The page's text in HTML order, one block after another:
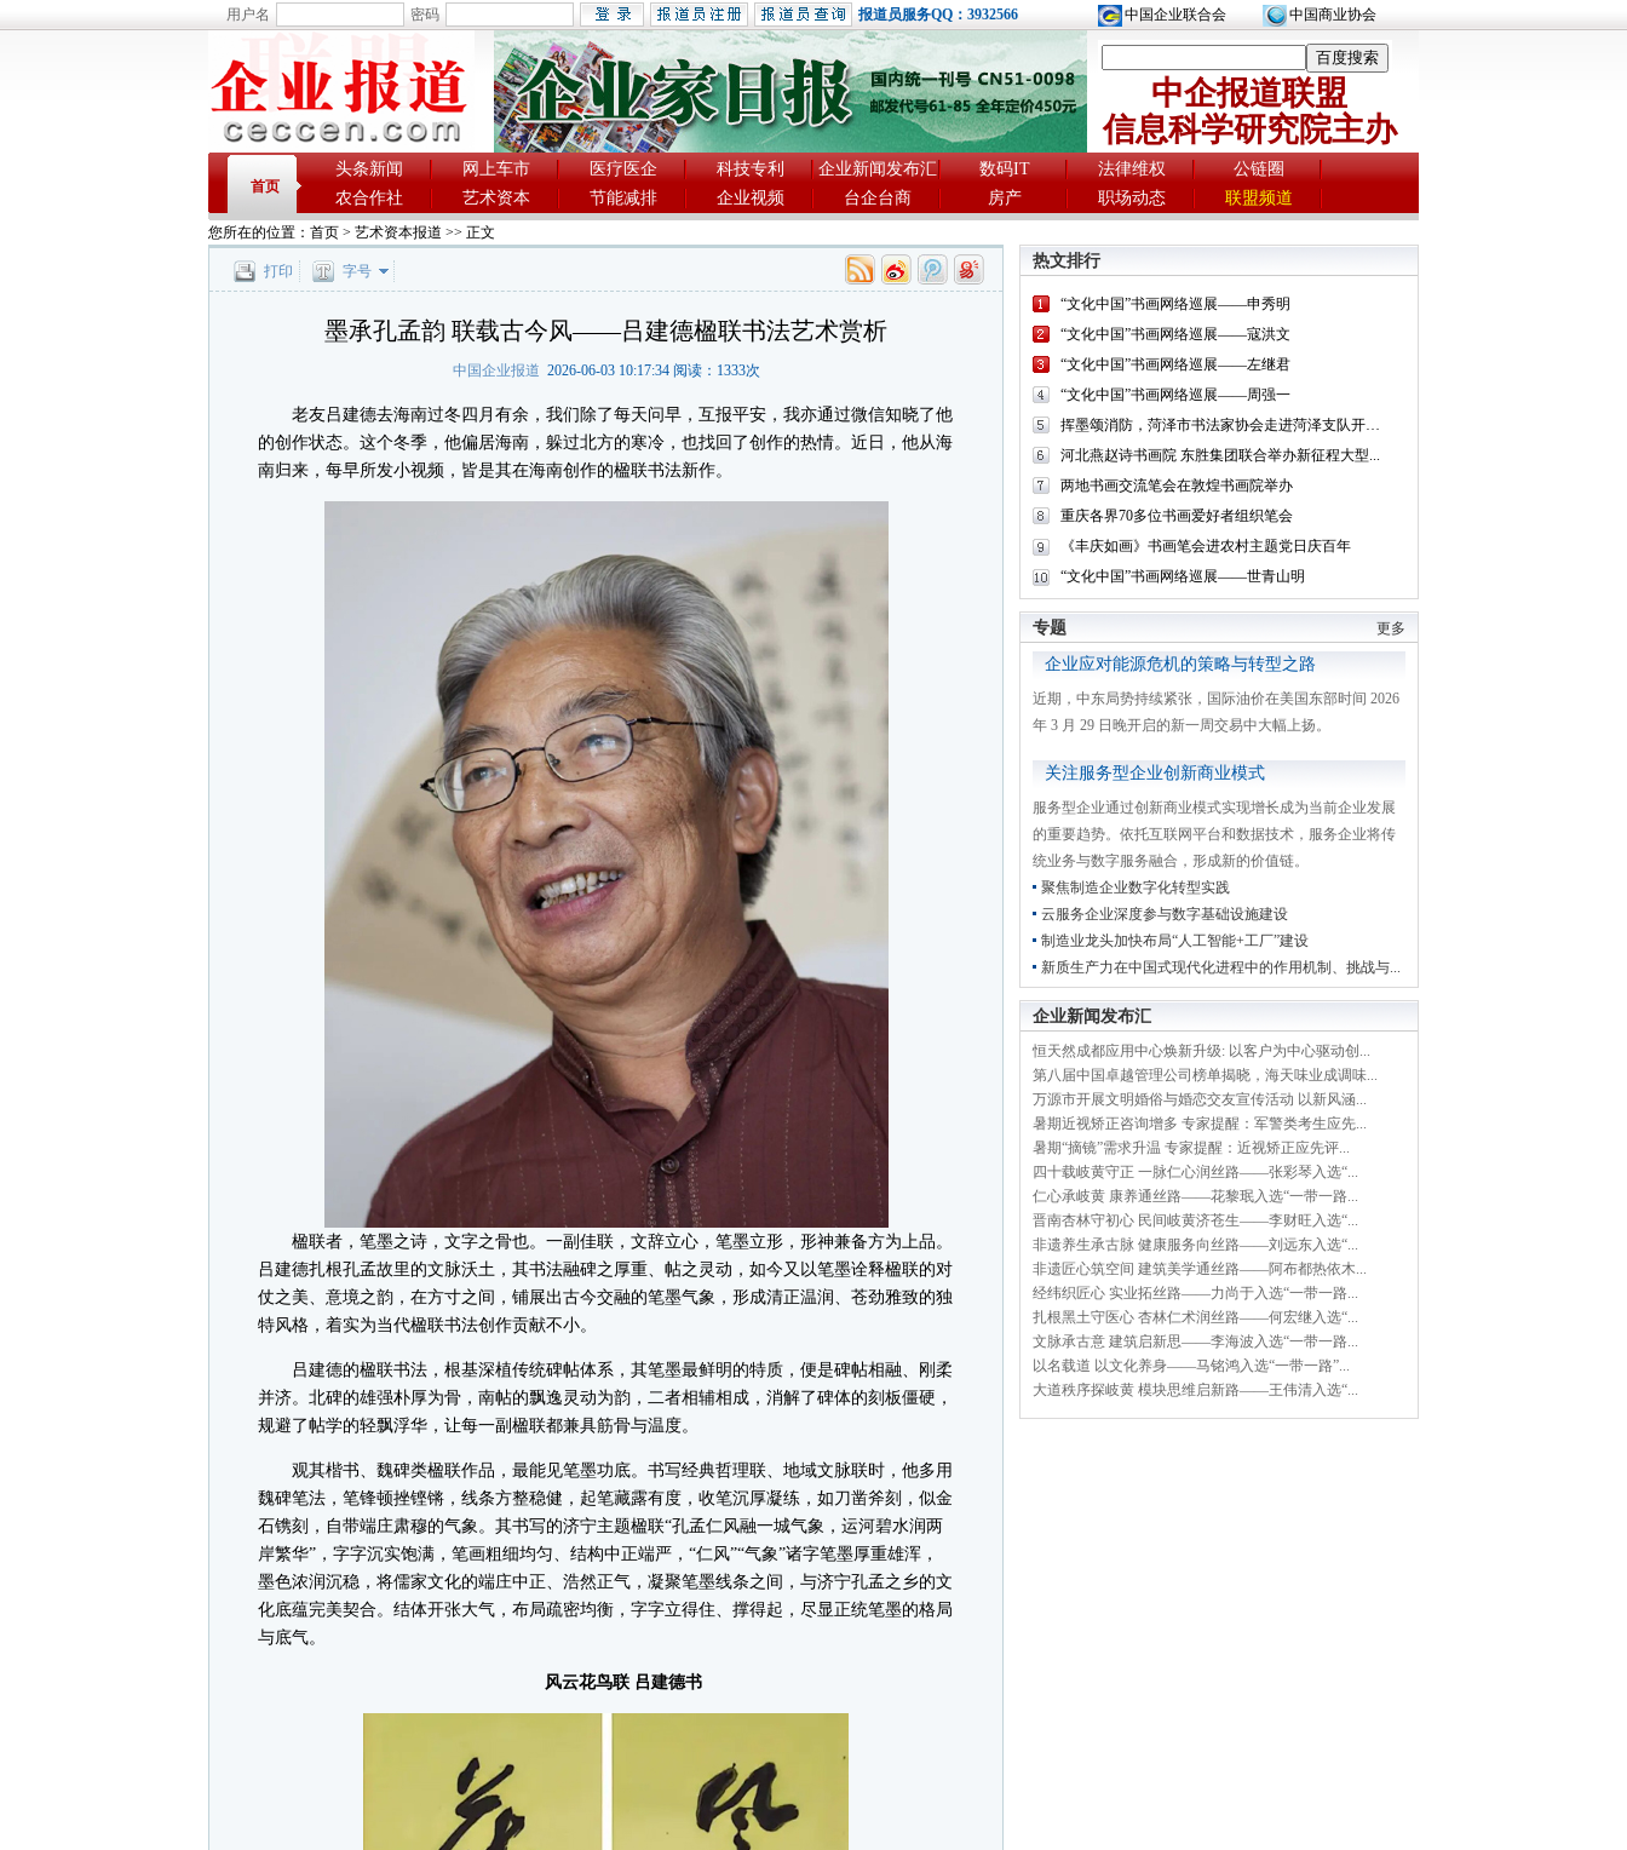
中国企业联合会 中国商业协会
用户名 密码 报道员服务QQ：3932566
中企报道联盟
信息科学研究院主办
首页
头条新闻 网上车市 医疗医企 科技专利 企业新闻发布汇 数码IT 法律维权
公链圈
农合作社
艺术资本 节能减排 企业视频 台企台商 房产 职场动态 联盟频道
您所在的位置： 首页 > 艺术资本报道 >> 正文
打印 字号
墨承孔孟韵 联载古今风——吕建德楹联书法艺术赏析
中国企业报道 2026-06-03 10:17:34 阅读： 1333次
老友吕建德去海南过冬四月有余，我们除了每天问早，互报平安，我亦通过微信知晓了他
的创作状态。这个冬季，他偏居海南，躲过北方的寒冷，也找回了创作的热情。近日，他从海
南归来，每早所发小视频，皆是其在海南创作的楹联书法新作。
楹联者，笔墨之诗，文字之骨也。一副佳联，文辞立心，笔墨立形，形神兼备方为上品。
吕建德扎根孔孟故里的文脉沃土，其书法融碑之厚重、帖之灵动，如今又以笔墨诠释楹联的对
仗之美、意境之韵，在方寸之间，铺展出古今交融的笔墨气象，形成清正温润、苍劲雅致的独
特风格，着实为当代楹联书法创作贡献不小。
吕建德的楹联书法，根基深植传统碑帖体系，其笔墨最鲜明的特质，便是碑帖相融、刚柔
并济。北碑的雄强朴厚为骨，南帖的飘逸灵动为韵，二者相辅相成，消解了碑体的刻板僵硬，
规避了帖学的轻飘浮华，让每一副楹联都兼具筋骨与温度。
观其楷书、魏碑类楹联作品，最能见笔墨功底。书写经典哲理联、地域文脉联时，他多用
魏碑笔法，笔锋顿挫铿锵，线条方整稳健，起笔藏露有度，收笔沉厚凝练，如刀凿斧刻，似金
石镌刻，自带端庄肃穆的气象。其书写的济宁主题楹联“孔孟仁风融一城气象，运河碧水润两
岸繁华”，字字沉实饱满，笔画粗细均匀、结构中正端严，“仁风”“气象”诸字笔墨厚重雄浑，
墨色浓润沉稳，将儒家文化的端庄中正、浩然正气，凝聚笔墨线条之间，与济宁孔孟之乡的文
化底蕴完美契合。结体开张大气，布局疏密均衡，字字立得住、撑得起，尽显正统笔墨的格局
与底气。
风云花鸟联 吕建德书
热文排行
“文化中国”书画网络巡展——申秀明
“文化中国”书画网络巡展——寇洪文
“文化中国”书画网络巡展——左继君
“文化中国”书画网络巡展——周强一
挥墨颂消防，菏泽市书法家协会走进菏泽支队开展...
河北燕赵诗书画院 东胜集团联合举办新征程大型...
两地书画交流笔会在敦煌书画院举办
重庆各界70多位书画爱好者组织笔会
《丰庆如画》书画笔会进农村主题党日庆百年
“文化中国”书画网络巡展——世青山明
更多
专题
企业应对能源危机的策略与转型之路
近期，中东局势持续紧张，国际油价在美国东部时间 2026
年 3 月 29 日晚开启的新一周交易中大幅上扬。
关注服务型企业创新商业模式
服务型企业通过创新商业模式实现增长成为当前企业发展
的重要趋势。依托互联网平台和数据技术，服务企业将传
统业务与数字服务融合，形成新的价值链。
聚焦制造企业数字化转型实践
云服务企业深度参与数字基础设施建设
制造业龙头加快布局“人工智能+工厂”建设
新质生产力在中国式现代化进程中的作用机制、挑战与...
企业新闻发布汇
恒天然成都应用中心焕新升级: 以客户为中心驱动创...
第八届中国卓越管理公司榜单揭晓，海天味业成调味...
万源市开展文明婚俗与婚恋交友宣传活动 以新风涵...
暑期近视矫正咨询增多 专家提醒：军警类考生应先...
暑期“摘镜”需求升温 专家提醒：近视矫正应先评...
四十载岐黄守正 一脉仁心润丝路——张彩琴入选“...
仁心承岐黄 康养通丝路——花黎珉入选“一带一路...
晋南杏林守初心 民间岐黄济苍生——李财旺入选“...
非遗养生承古脉 健康服务向丝路——刘远东入选“...
非遗匠心筑空间 建筑美学通丝路——阿布都热依木...
经纬织匠心 实业拓丝路——力尚于入选“一带一路...
扎根黑土守医心 杏林仁术润丝路——何宏继入选“...
文脉承古意 建筑启新思——李海波入选“一带一路...
以名载道 以文化养身——马铭鸿入选“一带一路”...
大道秩序探岐黄 模块思维启新路——王伟清入选“...